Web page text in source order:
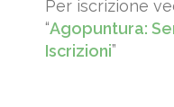
Per iscrizione
“Agopuntura:
Iscrizioni”